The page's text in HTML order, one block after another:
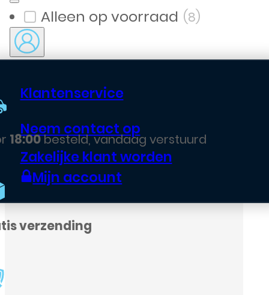
Klantenservice
Neem contact op
Zakelijke klant worden
Mijn account
Filter op voorraad (8)